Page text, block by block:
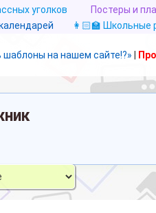
уголков Постеры и
👩🏻‍🏫 Школьные
шаблоны на нашем сайте!?»